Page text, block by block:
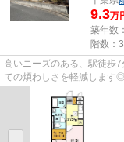
9.3万
築年数
階数：
高いニーズのある、駅徒歩
ての煩わしさを軽減します
る物件です◎数多くの物件を